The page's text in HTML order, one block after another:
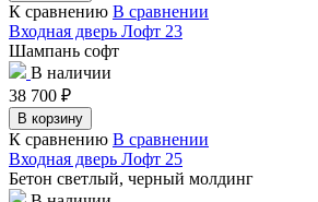
К сравнению В сравнении
Входная дверь Лофт 23
Шампань софт
В наличии
38 700 ₽
В корзину
К сравнению В сравнении
Входная дверь Лофт 25
Бетон светлый, черный молдинг